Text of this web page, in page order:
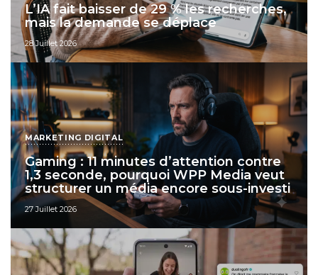
L’IA fait baisser de 29 % les recherches,
mais la demande se déplace
28 Juillet 2026
MARKETING DIGITAL
Gaming : 11 minutes d’attention contre
1,3 seconde, pourquoi WPP Media veut
structurer un média encore sous-investi
27 Juillet 2026